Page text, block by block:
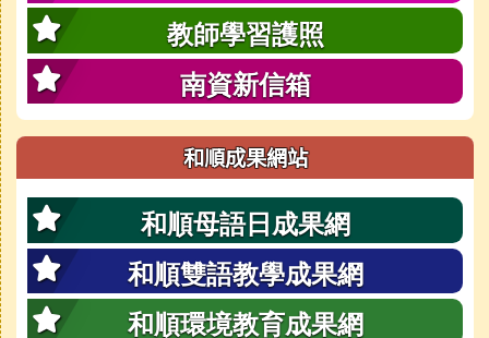
教師學習護照
南資新信箱
和順成果網站
和順母語日成果網
和順雙語教學成果網
和順環境教育成果網